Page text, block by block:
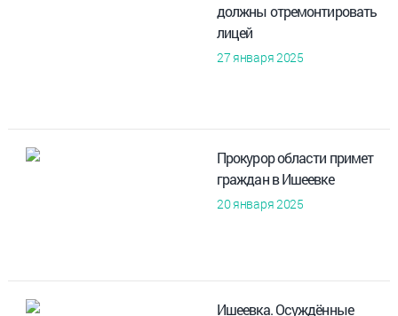
должны отремонтировать
лицей
27 января 2025
Прокурор области примет
граждан в Ишеевке
20 января 2025
Ишеевка. Осуждённые